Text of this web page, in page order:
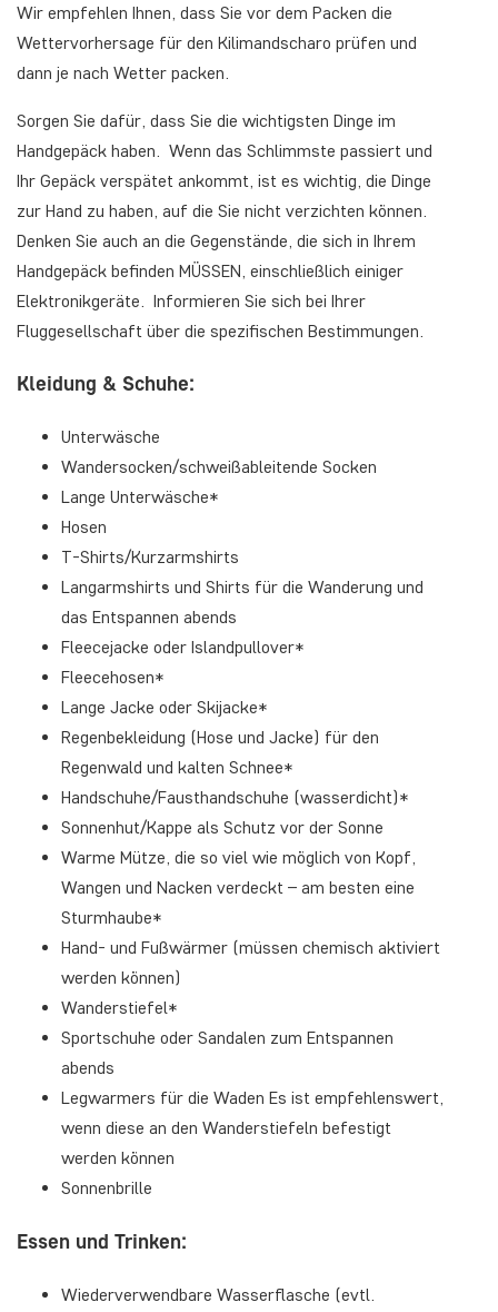
Wir empfehlen Ihnen, dass Sie vor dem Packen die
Wettervorhersage für den Kilimandscharo prüfen und
dann je nach Wetter packen.
Sorgen Sie dafür, dass Sie die wichtigsten Dinge im
Handgepäck haben. Wenn das Schlimmste passiert und
Ihr Gepäck verspätet ankommt, ist es wichtig, die Dinge
zur Hand zu haben, auf die Sie nicht verzichten können.
Denken Sie auch an die Gegenstände, die sich in Ihrem
Handgepäck befinden MÜSSEN, einschließlich einiger
Elektronikgeräte. Informieren Sie sich bei Ihrer
Fluggesellschaft über die spezifischen Bestimmungen.
Kleidung & Schuhe:
Unterwäsche
Wandersocken/schweißableitende Socken
Lange Unterwäsche*
Hosen
T-Shirts/Kurzarmshirts
Langarmshirts und Shirts für die Wanderung und
das Entspannen abends
Fleecejacke oder Islandpullover*
Fleecehosen*
Lange Jacke oder Skijacke*
Regenbekleidung (Hose und Jacke) für den
Regenwald und kalten Schnee*
Handschuhe/Fausthandschuhe (wasserdicht)*
Sonnenhut/Kappe als Schutz vor der Sonne
Warme Mütze, die so viel wie möglich von Kopf,
Wangen und Nacken verdeckt – am besten eine
Sturmhaube*
Hand- und Fußwärmer (müssen chemisch aktiviert
werden können)
Wanderstiefel*
Sportschuhe oder Sandalen zum Entspannen
abends
Legwarmers für die Waden Es ist empfehlenswert,
wenn diese an den Wanderstiefeln befestigt
werden können
Sonnenbrille
Essen und Trinken:
Wiederverwendbare Wasserflasche (evtl.